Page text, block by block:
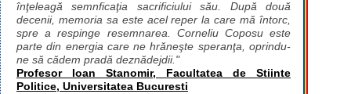
înţeleagă semnficaţia sacrificiului său. După două
decenii, memoria sa este acel reper la care mă întorc,
spre a respinge resemnarea. Corneliu Coposu este
parte din energia care ne hrăneşte speranţa, oprindu-
ne să cădem pradă deznădejdii."
Profesor Ioan Stanomir, Facultatea de Stiinte
Politice, Universitatea Bucuresti